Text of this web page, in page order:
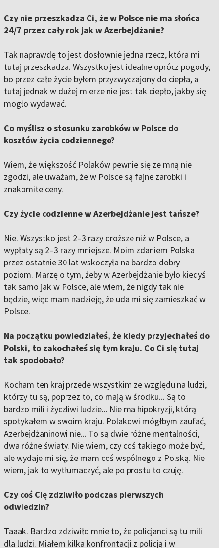
Czy nie przeszkadza Ci, że w Polsce nie ma słońca
24/7 przez cały rok jak w Azerbejdżanie?
Tak naprawdę to jest dosłownie jedna rzecz, która mi
tutaj przeszkadza. Wszystko jest idealne oprócz pogody,
bo przez całe życie byłem przyzwyczajony do ciepła, a
tutaj jednak w dużej mierze nie jest tak ciepło, jakby się
mogło wydawać.
Co myślisz o stosunku zarobków w Polsce do
kosztów życia codziennego?
Wiem, że większość Polaków pewnie się ze mną nie
zgodzi, ale uważam, że w Polsce są fajne zarobki i
znakomite ceny.
Czy życie codzienne w Azerbejdżanie jest tańsze?
Nie. Wszystko jest 2–3 razy droższe niż w Polsce, a
wypłaty są 2–3 razy mniejsze. Moim zdaniem Polska
przez ostatnie 30 lat wskoczyła na bardzo dobry
poziom. Marzę o tym, żeby w Azerbejdżanie było kiedyś
tak samo jak w Polsce, ale wiem, że nigdy tak nie
będzie, więc mam nadzieję, że uda mi się zamieszkać w
Polsce.
Na początku powiedziałeś, że kiedy przyjechałeś do
Polski, to zakochałeś się tym kraju. Co Ci się tutaj
tak spodobało?
Kocham ten kraj przede wszystkim ze względu na ludzi,
którzy tu są, poprzez to, co mają w środku... Są to
bardzo mili i życzliwi ludzie... Nie ma hipokryzji, którą
spotykałem w swoim kraju. Polakowi mógłbym zaufać,
Azerbejdżaninowi nie... To są dwie różne mentalności,
dwa różne światy. Nie wiem, czy coś takiego może być,
ale wydaje mi się, że mam coś wspólnego z Polską. Nie
wiem, jak to wytłumaczyć, ale po prostu to czuję.
Czy coś Cię zdziwiło podczas pierwszych
odwiedzin?
Taaak. Bardzo zdziwiło mnie to, że policjanci są tu mili
dla ludzi. Miałem kilka konfrontacji z policją i w